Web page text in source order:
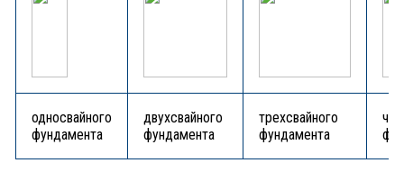
односвайного
фундамента
двухсвайного
фундамента
трехсвайного
фундамента